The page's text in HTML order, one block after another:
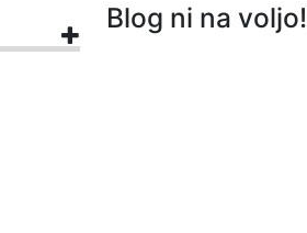
Blog ni na voljo!